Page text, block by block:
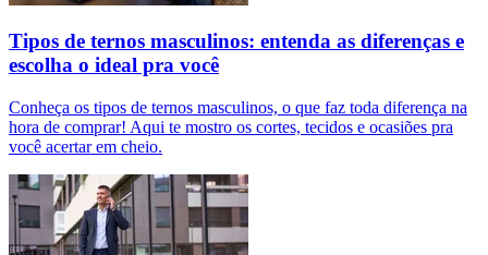
Tipos de ternos masculinos: entenda as diferenças e
escolha o ideal pra você
Conheça os tipos de ternos masculinos, o que faz toda diferença na
hora de comprar! Aqui te mostro os cortes, tecidos e ocasiões pra
você acertar em cheio.